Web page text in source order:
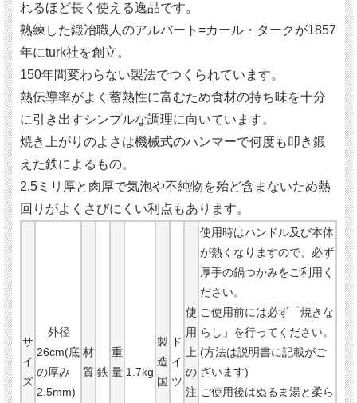
れるほど長く使える逸品です。
熟練した鍛冶職人のアルバート=カール・タークが1857
年にturk社を創立。
150年間変わらない製法でつくられています。
熱伝導率がよく蓄熱性に富むため食材の持ち味を十分
に引き出すシンプルな調理に向いています。
焼き上がりのよさは機械式のハンマーで何度も叩き鍛
えた鉄によるもの。
2.5ミリ厚と肉厚で気泡や不純物を殆ど含まないため熱
回りがよくさびにくい利点もあります。
サ
イ
ズ
外径
26cm(底
の厚み
2.5mm)
材
質 鉄
重
量 1.7kg
製
造
国
ド
イ
ツ
使
用
上
の
注
使用時はハンドル及び本体
が熱くなりますので、必ず
厚手の鍋つかみをご利用く
ださい。
ご使用前には必ず「焼きな
らし」を行ってください。
(方法は説明書に記載がご
ざいます)
ご使用後はぬるま湯と柔ら